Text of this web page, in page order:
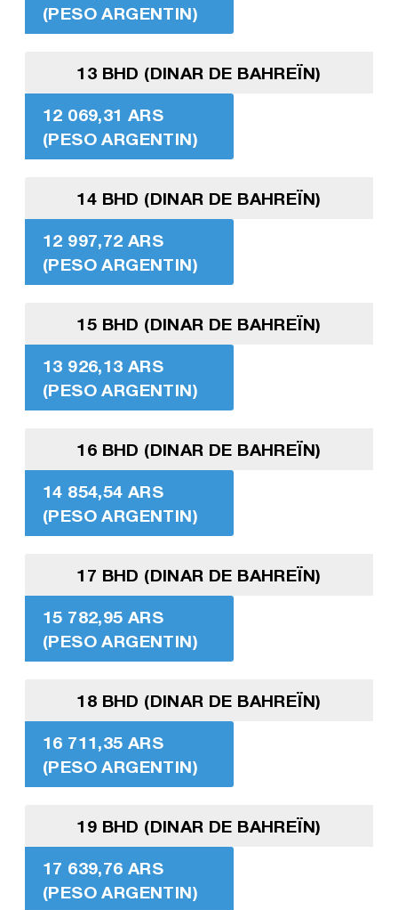
(PESO ARGENTIN)
13 BHD (DINAR DE BAHREÏN)
12 069,31 ARS
(PESO ARGENTIN)
14 BHD (DINAR DE BAHREÏN)
12 997,72 ARS
(PESO ARGENTIN)
15 BHD (DINAR DE BAHREÏN)
13 926,13 ARS
(PESO ARGENTIN)
16 BHD (DINAR DE BAHREÏN)
14 854,54 ARS
(PESO ARGENTIN)
17 BHD (DINAR DE BAHREÏN)
15 782,95 ARS
(PESO ARGENTIN)
18 BHD (DINAR DE BAHREÏN)
16 711,35 ARS
(PESO ARGENTIN)
19 BHD (DINAR DE BAHREÏN)
17 639,76 ARS
(PESO ARGENTIN)